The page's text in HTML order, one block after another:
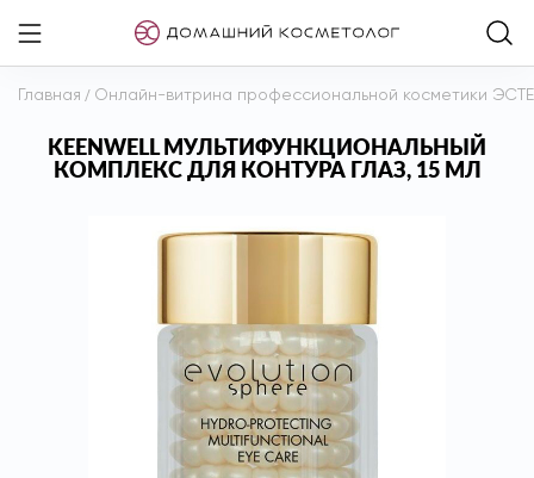
Главная / Онлайн-витрина профессиональной косметики
KEENWELL МУЛЬТИФУНКЦИОНАЛЬНЫЙ
КОМПЛЕКС ДЛЯ КОНТУРА ГЛАЗ, 15 МЛ